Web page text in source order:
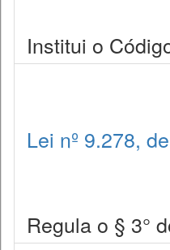
Institui o
Lei nº 9.278,
Regula o § 3°